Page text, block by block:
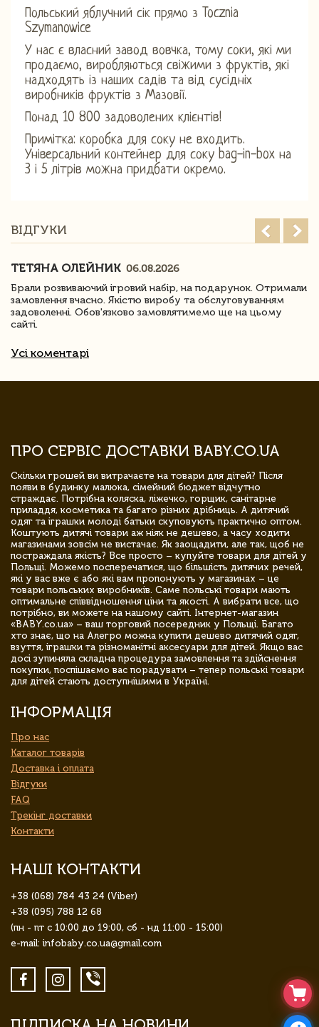
Польський яблучний сік прямо з Tocznia
Szymanowice
У нас є власний завод вовчка, тому соки, які ми
продаємо, виробляються свіжими з фруктів, які
надходять із наших садів та від сусідніх
виробників фруктів з Мазовії.
Понад 10 800 задоволених клієнтів!
Примітка: коробка для соку не входить.
Універсальний контейнер для соку bag-in-box на
3 і 5 літрів можна придбати окремо.
ВІДГУКИ
ТЕТЯНА ОЛЕЙНИК 06.08.2026
Брали розвиваючий ігровий набір, на подарунок. Отримали
замовлення вчасно. Якістю виробу та обслуговуванням
задоволенні. Обов'язково замовлятимемо ще на цьому
сайті.
Усі коментарі
ПРО СЕРВІС ДОСТАВКИ BABY.CO.UA
Скільки грошей ви витрачаєте на товари для дітей? Після
появи в будинку малюка, сімейний бюджет відчутно
страждає. Потрібна коляска, ліжечко, горщик, санітарне
приладдя, косметика та багато різних дрібниць. А дитячий
одяг та іграшки молоді батьки скуповують практично оптом.
Коштують дитячі товари аж ніяк не дешево, а часу ходити
магазинами зовсім не вистачає. Як заощадити, але так, щоб не
постраждала якість? Все просто – купуйте товари для дітей у
Польщі. Можемо посперечатися, що більшість дитячих речей,
які у вас вже є або які вам пропонують у магазинах – це
товари польських виробників. Саме польські товари мають
оптимальне співвідношення ціни та якості. А вибрати все, що
потрібно, ви можете на нашому сайті. Інтернет-магазин
«BABY.co.ua» – ваш торговий посередник у Польщі. Багато
хто знає, що на Алегро можна купити дешево дитячий одяг,
взуття, іграшки та різноманітні аксесуари для дітей. Якщо вас
досі зупиняла складна процедура замовлення та здійснення
покупки, поспішаємо вас порадувати – тепер польські товари
для дітей стають доступнішими в Україні.
ІНФОРМАЦІЯ
Про нас
Каталог товарів
Доставка і оплата
Відгуки
FAQ
Трекінг доставки
Контакти
НАШІ КОНТАКТИ
+38 (068) 784 43 24 (Viber)
+38 (095) 788 12 68
(пн - пт с 10:00 до 19:00, сб - нд 11:00 - 15:00)
e-mail: infobaby.co.ua@gmail.com